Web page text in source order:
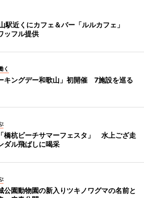
駅近くにカフェ＆バー「ルルカフェ」
ッフル提供
く
キングデー和歌山」初開催 7施設を巡る
橋杭ビーチサマーフェスタ」 水上ござ走
ダル飛ばしに喝采
公園動物園の新入りツキノワグマの名前と